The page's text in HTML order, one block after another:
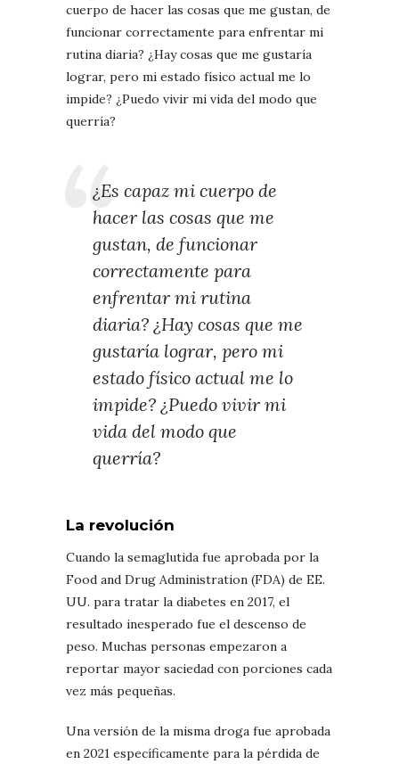
cuerpo de hacer las cosas que me gustan, de
funcionar correctamente para enfrentar mi
rutina diaria? ¿Hay cosas que me gustaría
lograr, pero mi estado físico actual me lo
impide? ¿Puedo vivir mi vida del modo que
querría?
¿Es capaz mi cuerpo de
hacer las cosas que me
gustan, de funcionar
correctamente para
enfrentar mi rutina
diaria? ¿Hay cosas que me
gustaría lograr, pero mi
estado físico actual me lo
impide? ¿Puedo vivir mi
vida del modo que
querría?
La revolución
Cuando la semaglutida fue aprobada por la
Food and Drug Administration (FDA) de EE.
UU. para tratar la diabetes en 2017, el
resultado inesperado fue el descenso de
peso. Muchas personas empezaron a
reportar mayor saciedad con porciones cada
vez más pequeñas.
Una versión de la misma droga fue aprobada
en 2021 específicamente para la pérdida de